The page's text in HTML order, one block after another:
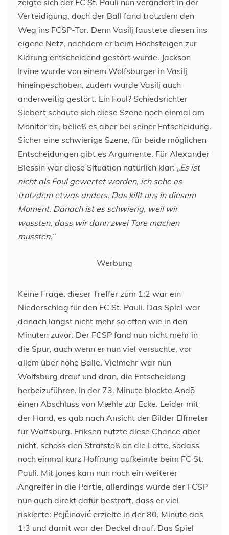
zeigte sich der FC St. Pauli nun verändert in der
Verteidigung, doch der Ball fand trotzdem den
Weg ins FCSP-Tor. Denn Vasilj faustete diesen ins
eigene Netz, nachdem er beim Hochsteigen zur
Klärung entscheidend gestört wurde. Jackson
Irvine wurde von einem Wolfsburger in Vasilj
hineingeschoben, zudem wurde Vasilj auch
anderweitig gestört. Ein Foul? Schiedsrichter
Siebert schaute sich diese Szene noch einmal am
Monitor an, beließ es aber bei seiner Entscheidung.
Sicher eine schwierige Szene, für beide möglichen
Entscheidungen gibt es Argumente. Für Alexander
Blessin war diese Situation natürlich klar: „Es ist
nicht als Foul gewertet worden, ich sehe es
trotzdem etwas anders. Das killt uns in diesem
Moment. Danach ist es schwierig, weil wir
wussten, dass wir dann zwei Tore machen
mussten.“
Werbung
Keine Frage, dieser Treffer zum 1:2 war ein
Niederschlag für den FC St. Pauli. Das Spiel war
danach längst nicht mehr so offen wie in den
Minuten zuvor. Der FCSP fand nun nicht mehr in
die Spur, auch wenn er nun viel versuchte, vor
allem über hohe Bälle. Vielmehr war nun
Wolfsburg drauf und dran, die Entscheidung
herbeizuführen. In der 73. Minute blockte Andō
einen Abschluss von Mæhle zur Ecke. Leider mit
der Hand, es gab nach Ansicht der Bilder Elfmeter
für Wolfsburg. Eriksen nutzte diese Chance aber
nicht, schoss den Strafstoß an die Latte, sodass
noch einmal kurz Hoffnung aufkeimte beim FC St.
Pauli. Mit Jones kam nun noch ein weiterer
Angreifer in die Partie, allerdings wurde der FCSP
nun auch direkt dafür bestraft, dass er viel
riskierte: Pejčinović erzielte in der 80. Minute das
1:3 und damit war der Deckel drauf. Das Spiel